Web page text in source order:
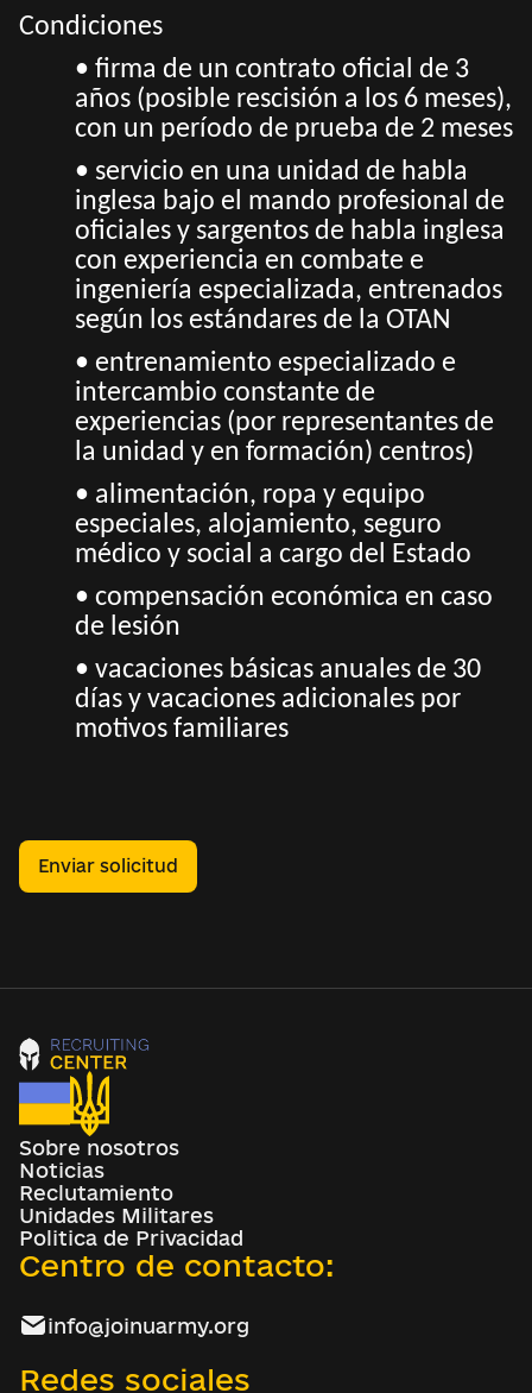
Condiciones
• firma de un contrato oficial de 3
años (posible rescisión a los 6 meses),
con un período de prueba de 2 meses
• servicio en una unidad de habla
inglesa bajo el mando profesional de
oficiales y sargentos de habla inglesa
con experiencia en combate e
ingeniería especializada, entrenados
según los estándares de la OTAN
• entrenamiento especializado e
intercambio constante de
experiencias (por representantes de
la unidad y en formación) centros)
• alimentación, ropa y equipo
especiales, alojamiento, seguro
médico y social a cargo del Estado
• compensación económica en caso
de lesión
• vacaciones básicas anuales de 30
días y vacaciones adicionales por
motivos familiares
Enviar solicitud
Sobre nosotros
Noticias
Reclutamiento
Unidades Militares
Politica de Privacidad
Centro de contacto:
info@joinuarmy.org
Redes sociales